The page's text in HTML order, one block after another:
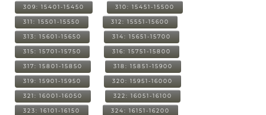
309: 15401-15450 310: 15451-15500
311: 15501-15550 312: 15551-15600
313: 15601-15650 314: 15651-15700
315: 15701-15750 316: 15751-15800
317: 15801-15850 318: 15851-15900
319: 15901-15950 320: 15951-16000
321: 16001-16050 322: 16051-16100
323: 16101-16150 324: 16151-16200